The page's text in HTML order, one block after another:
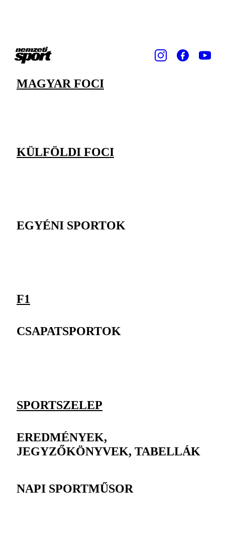
MAGYAR FOCI
KÜLFÖLDI FOCI
EGYÉNI SPORTOK
F1
CSAPATSPORTOK
SPORTSZELEP
EREDMÉNYEK,
JEGYZŐKÖNYVEK, TABELLÁK
NAPI SPORTMŰSOR